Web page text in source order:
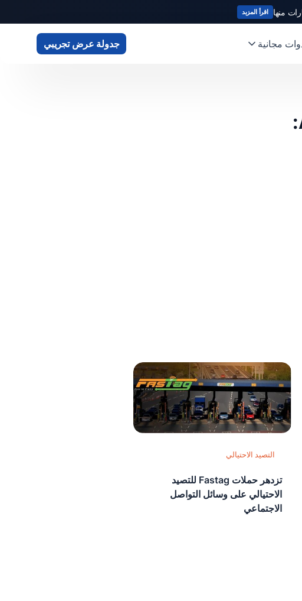
اقرأ المزيد
مجانية جدولة عرض تجريبي
التصيد الاحتيالي
تزدهر حملات Fastag للتصيد
الاحتيالي على وسائل التواصل
الاجتماعي